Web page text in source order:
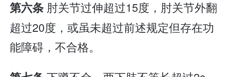
第六条 肘关节过伸超过15度，肘关节外翻
超过20度，或虽未超过前述规定但存在功
能障碍，不合格。